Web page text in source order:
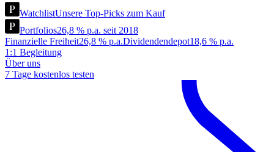
WatchlistUnsere Top-Picks zum Kauf
Portfolios26,8 % p.a. seit 2018
Finanzielle Freiheit26,8 % p.a.Dividendendepot18,6 % p.a.
1:1 Begleitung
Über uns
7 Tage kostenlos testen